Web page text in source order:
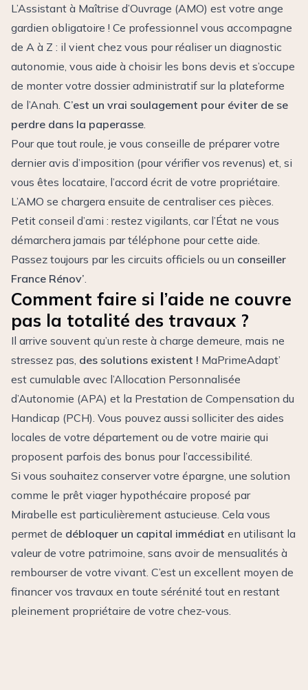
L’Assistant à Maîtrise d’Ouvrage (AMO) est votre ange
gardien obligatoire ! Ce professionnel vous accompagne
de A à Z : il vient chez vous pour réaliser un diagnostic
autonomie, vous aide à choisir les bons devis et s’occupe
de monter votre dossier administratif sur la plateforme
de l’Anah. C’est un vrai soulagement pour éviter de se
perdre dans la paperasse.
Pour que tout roule, je vous conseille de préparer votre
dernier avis d’imposition (pour vérifier vos revenus) et, si
vous êtes locataire, l’accord écrit de votre propriétaire.
L’AMO se chargera ensuite de centraliser ces pièces.
Petit conseil d’ami : restez vigilants, car l’État ne vous
démarchera jamais par téléphone pour cette aide.
Passez toujours par les circuits officiels ou un conseiller
France Rénov’.
Comment faire si l’aide ne couvre
pas la totalité des travaux ?
Il arrive souvent qu’un reste à charge demeure, mais ne
stressez pas, des solutions existent ! MaPrimeAdapt’
est cumulable avec l’Allocation Personnalisée
d’Autonomie (APA) et la Prestation de Compensation du
Handicap (PCH). Vous pouvez aussi solliciter des aides
locales de votre département ou de votre mairie qui
proposent parfois des bonus pour l’accessibilité.
Si vous souhaitez conserver votre épargne, une solution
comme le prêt viager hypothécaire proposé par
Mirabelle est particulièrement astucieuse. Cela vous
permet de débloquer un capital immédiat en utilisant la
valeur de votre patrimoine, sans avoir de mensualités à
rembourser de votre vivant. C’est un excellent moyen de
financer vos travaux en toute sérénité tout en restant
pleinement propriétaire de votre chez-vous.